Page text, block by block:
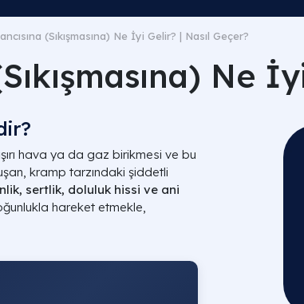
(Sıkışmasına) Ne İyi Gelir? | Nasıl Geçer?
Ne
hava ya da gaz birikmesi ve bu
kramp tarzındaki şiddetli
sertlik, doluluk hissi ve ani
hareket etmekle,